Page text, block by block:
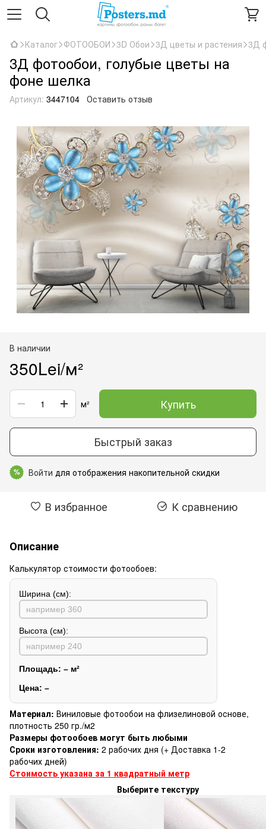
Каталог ФОТООБОИ 3D Обои 3Д цветы и растения 3Д
3Д фотообои, голубые цветы на
фоне шелка
Артикул: 3447104 Оставить отзыв
В наличии
350Lei/м²
м² Купить
Быстрый заказ
% Войти для отображения накопительной скидки
В избранное К сравнению
Описание
Калькулятор стоимости фотообоев:
Ширина (см):
Высота (см):
Площадь: – м²
Цена: –
Материал: Виниловые фотообои на флизелиновой основе,
плотность 250 гр./м2
Размеры фотообоев могут быть любыми
Сроки изготовления: 2 рабочих дня (+ Доставка 1-2
рабочих дней)
Стоимость указана за 1 квадратный метр
Выберите текстуру